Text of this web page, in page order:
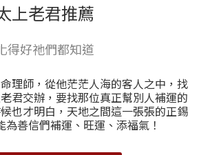
上老君推薦
得好祂們都知道
理師，從他茫茫人海的客人之中，找
君交辦，要找那位真正幫別人補運的
也才明白，天地之間這一張張的正錫
為善信們補運、旺運、添福氣！